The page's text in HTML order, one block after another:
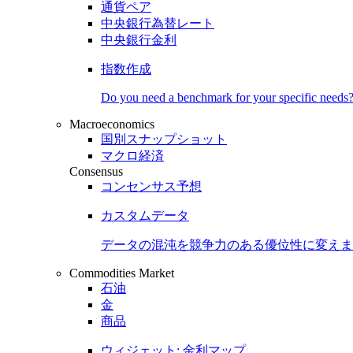
通貨ペア
中央銀行為替レート
中央銀行金利
指数作成
Do you need a benchmark for your specific needs?
Macroeconomics
国別スナップショット
マクロ経済
Consensus
コンセンサス予想
カスタムデータ
データの混沌を競争力のある優位性に変え
Commodities Market
石油
金
商品
ウィジェット: 金利マップ